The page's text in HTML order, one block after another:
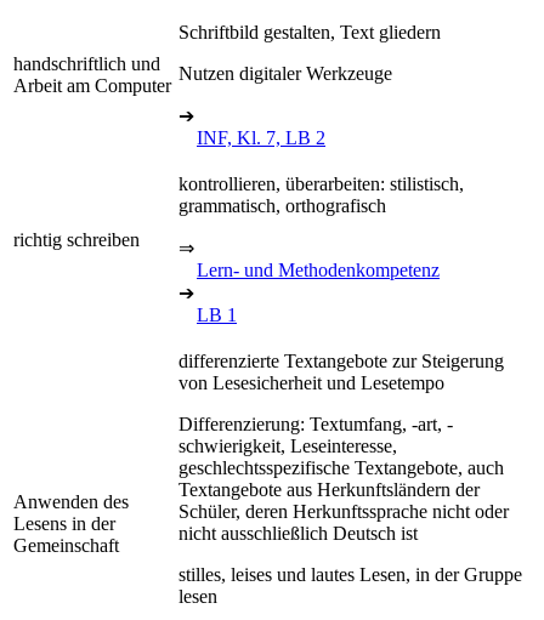
handschriftlich und
Arbeit am Computer
Schriftbild gestalten, Text gliedern
Nutzen digitaler Werkzeuge
➔
INF, Kl. 7, LB 2
richtig schreiben
kontrollieren, überarbeiten: stilistisch,
grammatisch, orthografisch
⇒
Lern- und Methodenkompetenz
➔
LB 1
Anwenden des
Lesens in der
Gemeinschaft
differenzierte Textangebote zur Steigerung
von Lesesicherheit und Lesetempo
Differenzierung: Textumfang, -art, -
schwierigkeit, Leseinteresse,
geschlechtsspezifische Textangebote, auch
Textangebote aus Herkunftsländern der
Schüler, deren Herkunftssprache nicht oder
nicht ausschließlich Deutsch ist
stilles, leises und lautes Lesen, in der Gruppe
lesen